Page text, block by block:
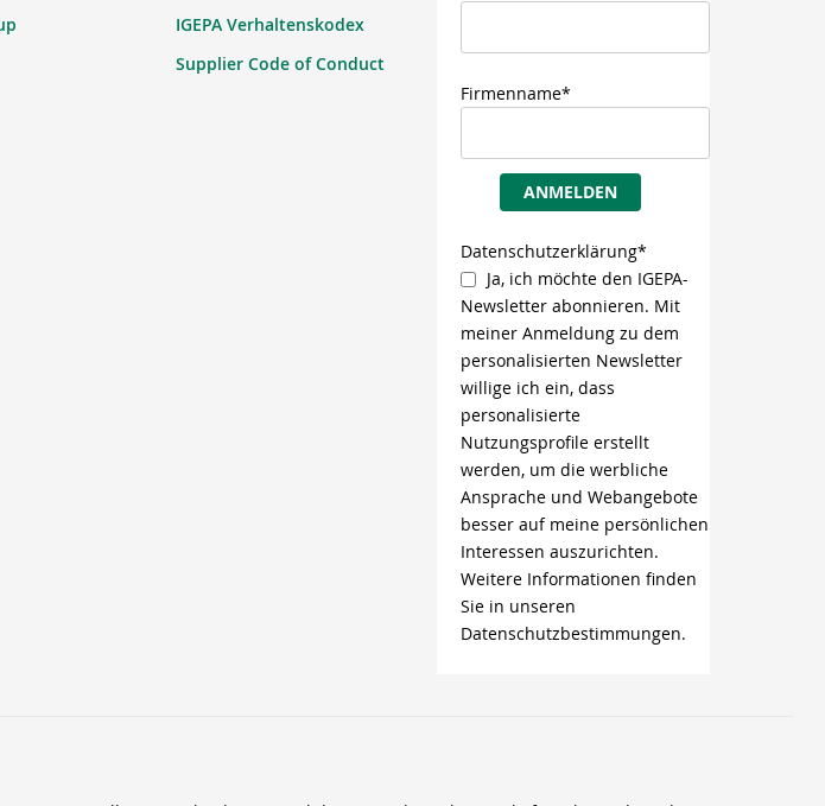
IGEPA Verhaltenskodex
Supplier Code of Conduct
Firmenname*
ANMELDEN
Datenschutzerklärung*
Ja, ich möchte den IGEPA-
Newsletter abonnieren. Mit
meiner Anmeldung zu dem
personalisierten Newsletter
willige ich ein, dass
personalisierte
Nutzungsprofile erstellt
werden, um die werbliche
Ansprache und Webangebote
besser auf meine persönlichen
Interessen auszurichten.
Weitere Informationen finden
Sie in unseren
Datenschutzbestimmungen.